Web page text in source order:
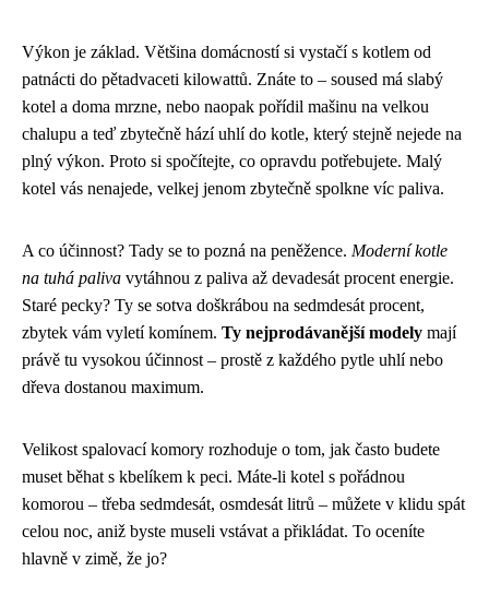
Výkon je základ. Většina domácností si vystačí s kotlem od
patnácti do pětadvaceti kilowattů. Znáte to – soused má slabý
kotel a doma mrzne, nebo naopak pořídil mašinu na velkou
chalupu a teď zbytečně hází uhlí do kotle, který stejně nejede na
plný výkon. Proto si spočítejte, co opravdu potřebujete. Malý
kotel vás nenajede, velkej jenom zbytečně spolkne víc paliva.
A co účinnost? Tady se to pozná na peněžence. Moderní kotle
na tuhá paliva vytáhnou z paliva až devadesát procent energie.
Staré pecky? Ty se sotva doškrábou na sedmdesát procent,
zbytek vám vyletí komínem. Ty nejprodávanější modely mají
právě tu vysokou účinnost – prostě z každého pytle uhlí nebo
dřeva dostanou maximum.
Velikost spalovací komory rozhoduje o tom, jak často budete
muset běhat s kbelíkem k peci. Máte-li kotel s pořádnou
komorou – třeba sedmdesát, osmdesát litrů – můžete v klidu spát
celou noc, aniž byste museli vstávat a přikládat. To oceníte
hlavně v zimě, že jo?